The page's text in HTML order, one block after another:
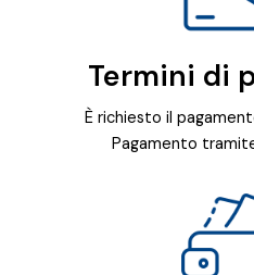
Termini di
È richiesto il
Pagamento